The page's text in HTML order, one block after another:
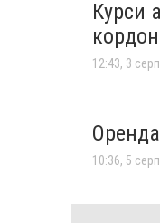
Курси
12:43, 3
10:36, 5